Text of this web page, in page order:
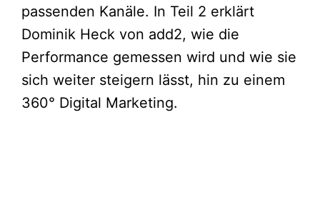
passenden Kanäle. In Teil 2 erklärt
Dominik Heck von add2, wie die
Performance gemessen wird und wie sie
sich weiter steigern lässt, hin zu einem
360° Digital Marketing.